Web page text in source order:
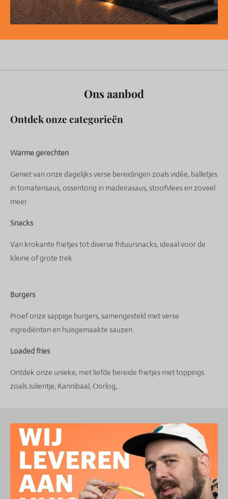
Ons aanbod
Ontdek onze categorieën
Warme gerechten
Geniet van onze dagelijks verse bereidingen zoals vidée, balletjes
in tomatensaus, ossentong in madeirasaus, stoofvlees en zoveel
meer.
Snacks
Van krokante frietjes tot diverse frituursnacks, ideaal voor de
kleine of grote trek.
Burgers
Proef onze sappige burgers, samengesteld met verse
ingrediënten en huisgemaakte sauzen.
Loaded fries
Ontdek onze unieke, met liefde bereide frietjes met toppings
zoals Julientje, Kannibaal, Oorlog,...